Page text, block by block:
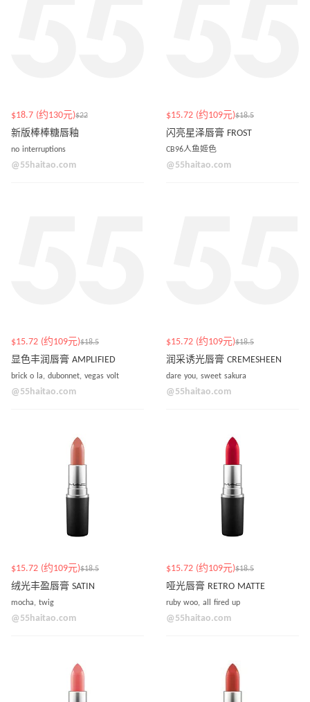
$18.7 (约130元)$22
新版棒棒糖唇釉
no interruptions
@55haitao.com
$15.72 (约109元)$18.5
闪亮星泽唇膏 FROST
CB96人鱼姬色
@55haitao.com
$15.72 (约109元)$18.5
显色丰润唇膏 AMPLIFIED
brick o la, dubonnet, vegas volt
@55haitao.com
$15.72 (约109元)$18.5
润采诱光唇膏 CREMESHEEN
dare you, sweet sakura
@55haitao.com
$15.72 (约109元)$18.5
绒光丰盈唇膏 SATIN
mocha, twig
@55haitao.com
$15.72 (约109元)$18.5
哑光唇膏 RETRO MATTE
ruby woo, all fired up
@55haitao.com